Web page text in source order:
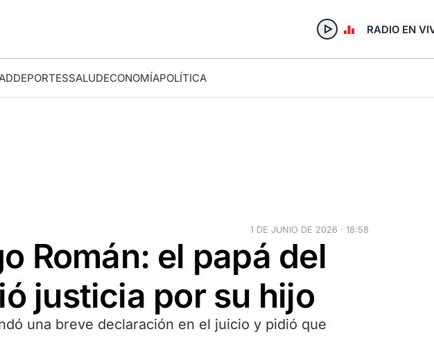
RADIO EN
DEPORTESSALUDECONOMÍAPOLÍTICA
1 DE JUNIO DE 2026 · 18:58
Román: el papá del
justicia por su hijo
una breve declaración en el juicio y pidió que